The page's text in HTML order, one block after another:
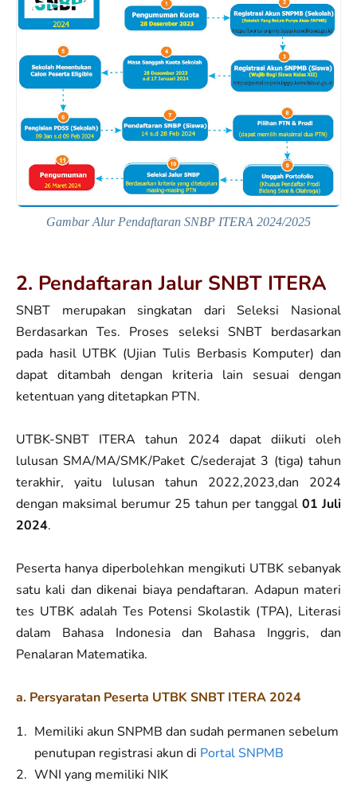
Gambar Alur Pendaftaran SNBP ITERA 2024/2025
2. Pendaftaran Jalur SNBT ITERA
SNBT merupakan singkatan dari Seleksi Nasional
Berdasarkan Tes. Proses seleksi SNBT berdasarkan
pada hasil UTBK (Ujian Tulis Berbasis Komputer) dan
dapat ditambah dengan kriteria lain sesuai dengan
ketentuan yang ditetapkan PTN.
UTBK-SNBT ITERA tahun 2024 dapat diikuti oleh
lulusan SMA/MA/SMK/Paket C/sederajat 3 (tiga) tahun
terakhir, yaitu lulusan tahun 2022,2023,dan 2024
dengan maksimal berumur 25 tahun per tanggal 01 Juli
2024.
Peserta hanya diperbolehkan mengikuti UTBK sebanyak
satu kali dan dikenai biaya pendaftaran. Adapun materi
tes UTBK adalah Tes Potensi Skolastik (TPA), Literasi
dalam Bahasa Indonesia dan Bahasa Inggris, dan
Penalaran Matematika.
a. Persyaratan Peserta UTBK SNBT ITERA 2024
Memiliki akun SNPMB dan sudah permanen sebelum
penutupan registrasi akun di Portal SNPMB
WNI yang memiliki NIK